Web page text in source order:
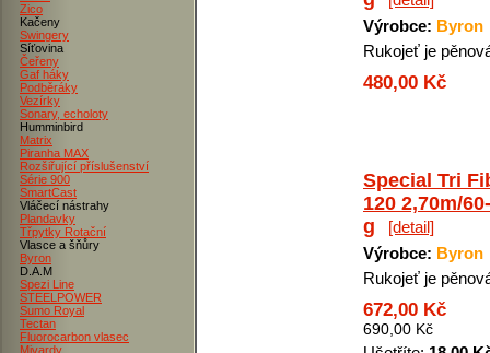
Zico
Kačeny
Swingery
Síťovina
Čeřeny
Gaf háky
Podběráky
Vezírky
Sonary, echoloty
Humminbird
Matrix
Piranha MAX
Rozšiřující příslušenství
Série 900
SmartCast
Vláčecí nástrahy
Plandavky
Třpytky Rotační
Vlasce a šňůry
Byron
D.A.M
Spezi Line
STEELPOWER
Sumo Royal
Tectan
Fluorocarbon vlasec
Mivardy
Výrobce: Byron
Rukojeť je
480,00 Kč
Special Tri
120 2,70m/
g
[detail]
Výrobce: Byron
Rukojeť je
672,00 Kč
690,00 Kč